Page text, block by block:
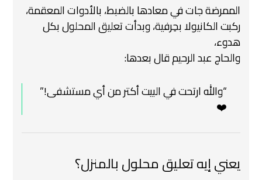
الممرضة جات في معادها بالضبط، بالأدوات المعقمة،
ركبت الكانيولا بحِرفية، وبدأت تعليق المحلول بكل
هدوء،
والحاج عبد الرحيم قال بعدها:
“والله ارتحت في البيت أكتر من أي مستشفى!”
❤️
يعني إيه تعليق محلول بالمنزل؟